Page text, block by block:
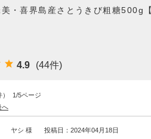
・喜界島産さとうきび粗糖500g
4.9 (44件)
） 1/5ページ
へ
ヤシ 様 投稿日：2024年04月18日